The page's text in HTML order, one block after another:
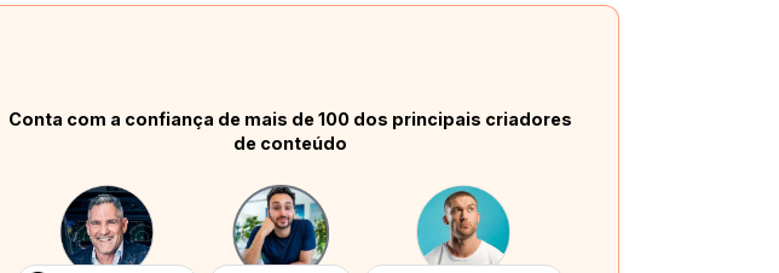
Conta com a confiança de mais de 100 dos principais criadores
de conteúdo